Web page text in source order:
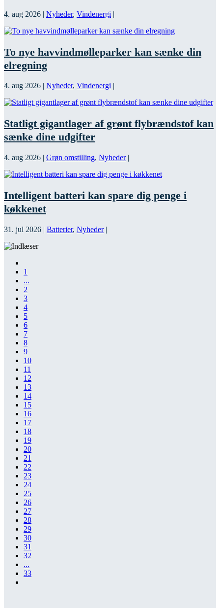
4. aug 2026 | Nyheder, Vindenergi |
To nye havvindmølleparker kan sænke din
elregning
4. aug 2026 | Nyheder, Vindenergi |
Statligt gigantlager af grønt flybrændstof kan
sænke dine udgifter
4. aug 2026 | Grøn omstilling, Nyheder|
Intelligent batteri kan spare dig penge i
køkkenet
31. jul 2026 | Batterier, Nyheder|
1
...
2
3
4
5
6
7
8
9
10
11
12
13
14
15
16
17
18
19
20
21
22
23
24
25
26
27
28
29
30
31
32
...
33